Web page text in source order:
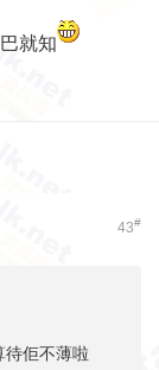
就知
43#
待佢不薄啦